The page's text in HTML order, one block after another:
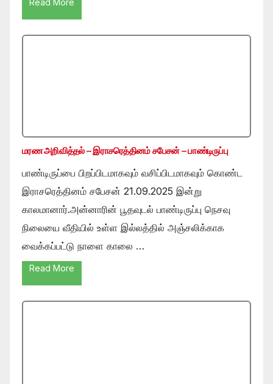
மரண அறிவித்தல் – இராசரெத்தினம் சபேசன் – பாண்டிருப்பு
பாண்டிருப்பை பிறப்பிடமாகவும் வசிப்பிடமாகவும் கொண்ட
இராசரெத்தினம் சபேசன் 21.09.2025 இன்று
காலமானார்.அன்னாரின் பூதவுடல் பாண்டிருப்பு நெசவு
நிலையை வீதியில் உள்ள இல்லத்தில் அஞ்சலிக்காக
வைக்கப்பட்டு நாளை காலை …
Read More